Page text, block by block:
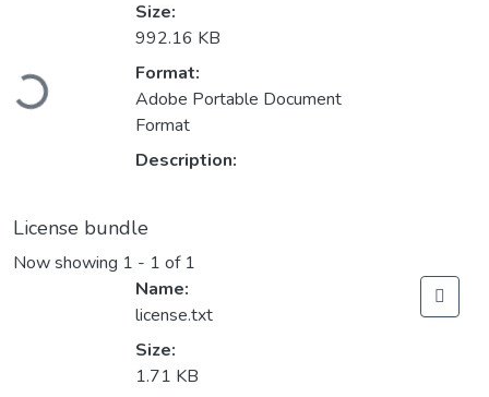
Size:
992.16 KB
Format:
Adobe Portable Document
Format
Description:
License bundle
Now showing 1 - 1 of 1
Name:
license.txt
Size:
1.71 KB